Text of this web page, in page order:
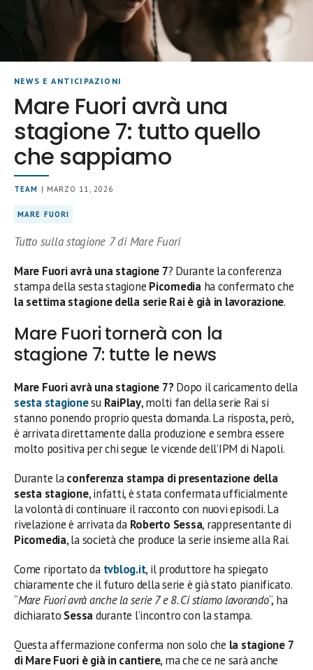
NEWS E ANTICIPAZIONI
Mare Fuori avrà una
stagione 7: tutto quello
che sappiamo
TEAM | MARZO 11, 2026
MARE FUORI
Tutto sulla stagione 7 di Mare Fuori
Mare Fuori avrà una stagione 7? Durante la conferenza
stampa della sesta stagione Picomediaha confermato che
la settima stagione della serie Rai è già in lavorazione.
Mare Fuori tornerà con la
stagione 7: tutte le news
Mare Fuori avrà una stagione 7?Dopo il caricamento della
sesta stagionesu RaiPlay, molti fan della serie Rai si
stanno ponendo proprio questa domanda. La risposta, però,
è arrivata direttamente dalla produzione e sembra essere
molto positiva per chi segue le vicende dell’IPM di Napoli.
Durante laconferenza stampa di presentazione della
sesta stagione, infatti, è stata confermata ufficialmente
la volontà di continuare il racconto con nuovi episodi. La
rivelazione è arrivata da Roberto Sessa, rappresentante di
Picomedia, la società che produce la serie insieme alla Rai.
Come riportato da tvblog.it, il produttore ha spiegato
chiaramente che il futuro della serie è già stato pianificato.
“Mare Fuori avrà anche la serie 7 e 8. Ci stiamo lavorando“, ha
dichiarato Sessadurante l’incontro con la stampa.
Questa affermazione conferma non solo che la stagione 7
di Mare Fuori è già in cantiere, ma che ce ne sarà anche